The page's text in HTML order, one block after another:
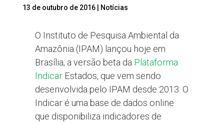
13 de outubro de 2016| Notícias
O Instituto de Pesquisa Ambiental da
Amazônia (IPAM) lançou hoje em
Brasília, a versão beta da Plataforma
IndicarEstados, que vem sendo
desenvolvida pelo IPAM desde 2013. O
Indicar é uma base de dados online
que disponibiliza indicadores de